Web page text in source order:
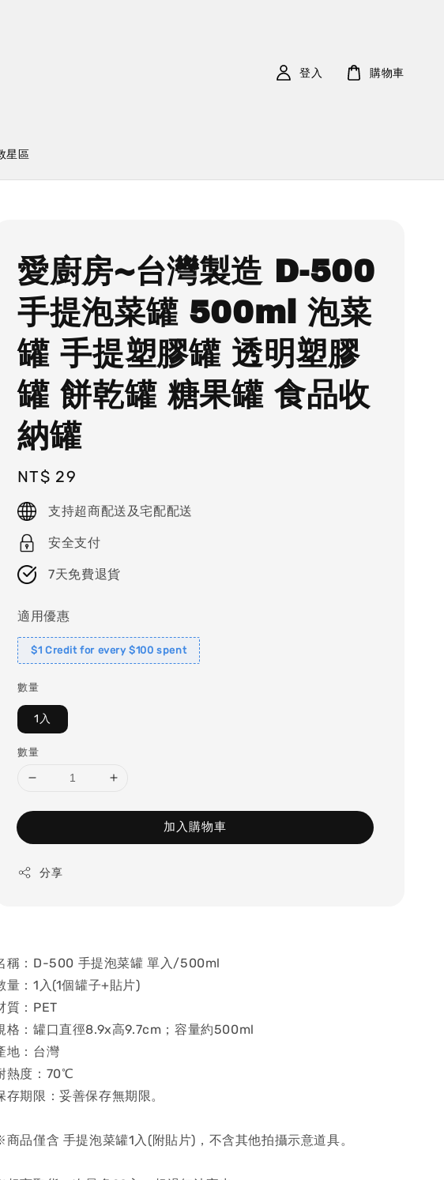
星區
登入 購物車
愛廚房~台灣製造 D-500
手提泡菜罐 500ml 泡菜
罐 手提塑膠罐 透明塑膠
罐 餅乾罐 糖果罐 食品收
納罐
Regular
price
NT$ 29
支持超商配送及宅配配送
安全支付
7天免費退貨
適用優惠
$1 Credit for every $100 spent
數量
1入
數量
加入購物車
分享
稱：D-500 手提泡菜罐 單入/500ml
量：1入(1個罐子+貼片)
質：PET
格：罐口直徑8.9x高9.7cm；容量約500ml
地：台灣
熱度：70℃
存期限：妥善保存無期限。
商品僅含 手提泡菜罐1入(附貼片)，不含其他拍攝示意道具。